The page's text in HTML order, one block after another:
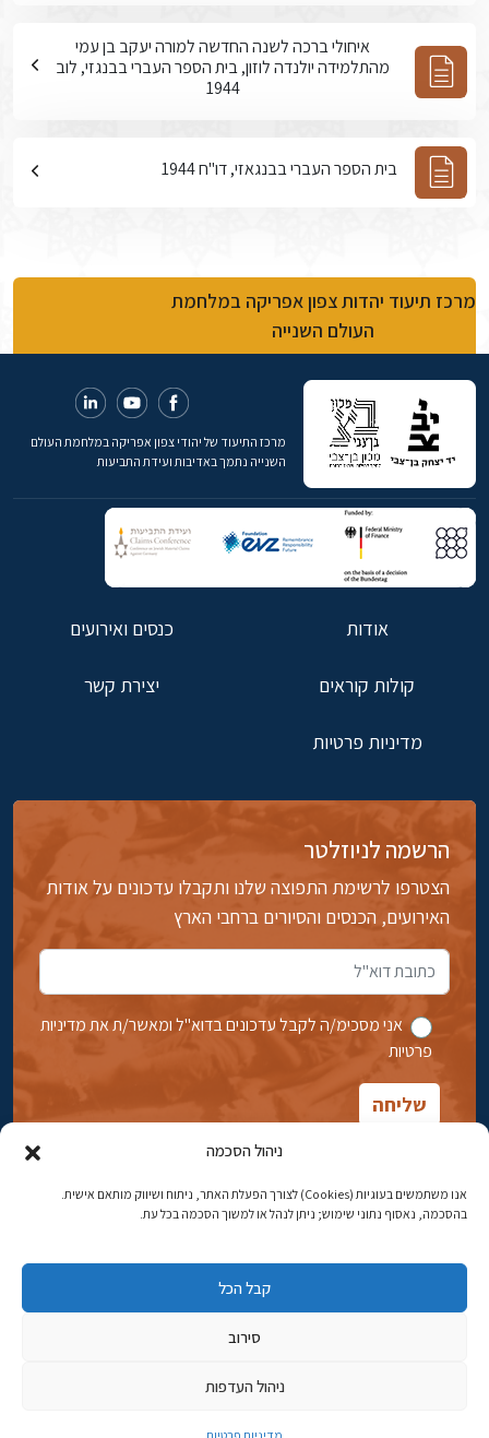
ניהול הסכמה
אנו משתמשים בעוגיות (Cookies) לצורך הפעלת האתר, ניתוח ושיווק מותאם אישית.
בהסכמה, נאסוף נתוני שימוש; ניתן לנהל או למשוך הסכמה בכל עת.
קבל הכל
סירוב
ניהול העדפות
איחולי ברכה לשנה החדשה למורה יעקב בן עמי
מהתלמידה יולנדה לוזון, בית הספר העברי בבנגזי, לוב
1944
בית הספר העברי בבנגאזי, דו"ח 1944
מרכז תיעוד יהדות צפון אפריקה במלחמת
העולם השנייה
מרכז התיעוד של יהודי צפון אפריקה במלחמת העולם
השנייה נתמך באדיבות ועידת התביעות
אודות כנסים ואירועים
קולות קוראים יצירת קשר
מדיניות פרטיות
הרשמה לניוזלטר
הצטרפו לרשימת התפוצה שלנו ותקבלו עדכונים על אודות
האירועים, הכנסים והסיורים ברחבי הארץ
אני מסכימ/ה לקבל עדכונים בדוא''ל ומאשר/ת את מדיניות
פרטיות
אבן גבירול 14, רחביה, ירושלים
טלפון:02-5398869
כתובת דוא"ל:najww2@ybz.org.il
© כל הזכויות שמורות ליד יצחק בן-צבי ירושלים